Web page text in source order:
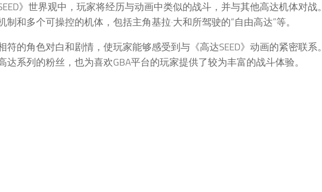
》世界观中，玩家将经历与动画中类似的战斗，并与其他高达机体对战。
和多个可操控的机体，包括主角基拉·大和所驾驶的“自由高达”等。
的角色对白和剧情，使玩家能够感受到与《高达SEED》动画的紧密联系。
系列的粉丝，也为喜欢GBA平台的玩家提供了较为丰富的战斗体验。